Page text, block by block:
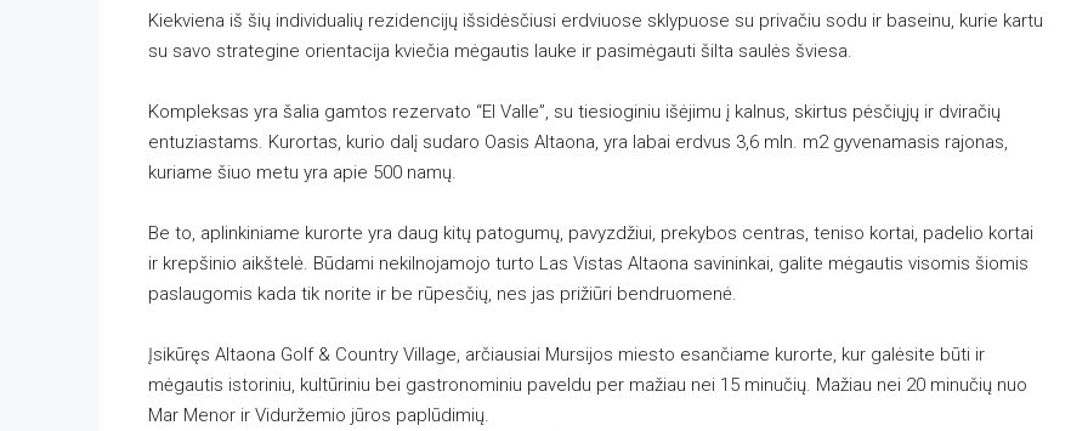
Kiekviena iš šių individualių rezidencijų išsidėsčiusi erdviuose sklypuose su privačiu sodu ir baseinu, kurie kartu
su savo strategine orientacija kviečia mėgautis lauke ir pasimėgauti šilta saulės šviesa.
Kompleksas yra šalia gamtos rezervato “El Valle”, su tiesioginiu išėjimu į kalnus, skirtus pėsčiųjų ir dviračių
entuziastams. Kurortas, kurio dalį sudaro Oasis Altaona, yra labai erdvus 3,6 mln. m2 gyvenamasis rajonas,
kuriame šiuo metu yra apie 500 namų.
Be to, aplinkiniame kurorte yra daug kitų patogumų, pavyzdžiui, prekybos centras, teniso kortai, padelio kortai
ir krepšinio aikštelė. Būdami nekilnojamojo turto Las Vistas Altaona savininkai, galite mėgautis visomis šiomis
paslaugomis kada tik norite ir be rūpesčių, nes jas prižiūri bendruomenė.
Įsikūręs Altaona Golf & Country Village, arčiausiai Mursijos miesto esančiame kurorte, kur galėsite būti ir
mėgautis istoriniu, kultūriniu bei gastronominiu paveldu per mažiau nei 15 minučių. Mažiau nei 20 minučių nuo
Mar Menor ir Viduržemio jūros paplūdimių.